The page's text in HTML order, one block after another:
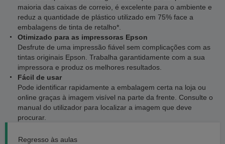
maioria das caixas de correio, é excelente para o ambiente e
reduz a quantidade de plástico utilizado em 75% face a
embalagens de tinta de retalho*.
Otimizado para as impressoras Epson
Desfrute de uma impressão fiável sem complicações com as
tintas originais Epson. Trabalha garantidamente com a sua
impressora e produz os melhores resultados.
Fácil de usar
Pode identificar rapidamente a embalagem certa na loja ou
online graças à imagem visível na parte da frente. Consulte o
manual do utilizador para localizar a imagem que deve
procurar.
Regresso às aulas